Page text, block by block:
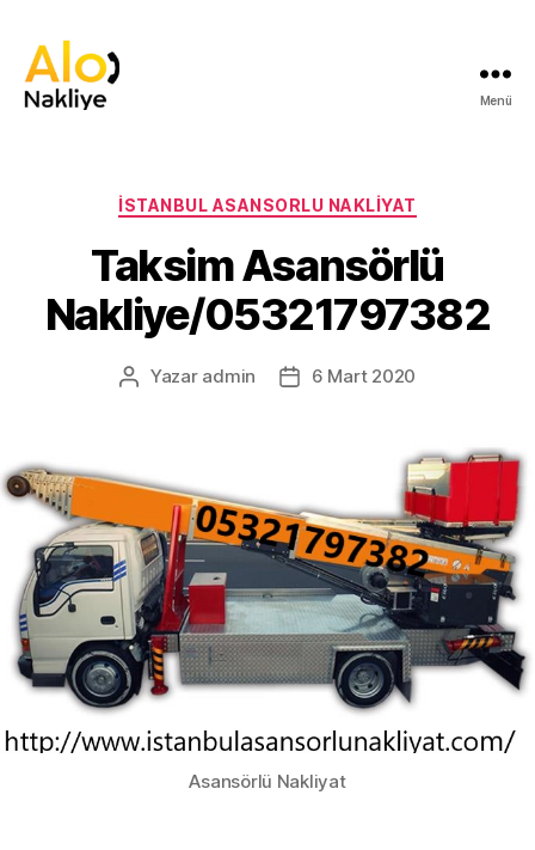
Menü
Kategoriler
İSTANBUL ASANSORLU NAKLIYAT
Taksim Asansörlü
Nakliye/05321797382
Yazının
Yazar admin
Yazı6 Mart 2020
Asansörlü Nakliyat